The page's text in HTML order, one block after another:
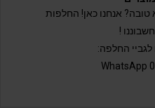
אנחנו כאן! החלפות
!
החלפה: